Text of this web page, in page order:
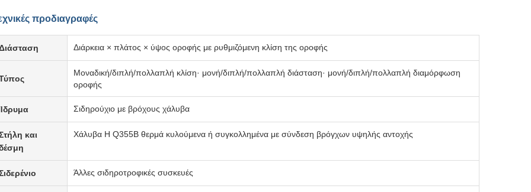
προδιαγραφές
Διάρκεια × πλάτος × ύψος οροφής με ρυθμιζόμενη κλίση της οροφής
Μοναδική/διπλή/πολλαπλή κλίση· μονή/διπλή/πολλαπλή διάσταση· μονή/διπλή/πολλαπλή διαμόρφωση
οροφής
Σιδηρούχιο με βρόχους χάλυβα
και
Χάλυβα H Q355B θερμά κυλούμενα ή συγκολλημένα με σύνδεση βρόγχων υψηλής αντοχής
Άλλες σιδηροτροφικές συσκευές